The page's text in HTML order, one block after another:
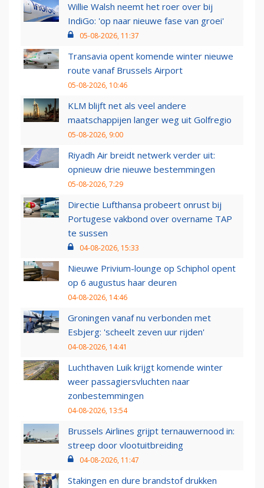
Willie Walsh neemt het roer over bij
IndiGo: 'op naar nieuwe fase van groei'
05-08-2026, 11:37
Transavia opent komende winter nieuwe
route vanaf Brussels Airport
05-08-2026, 10:46
KLM blijft net als veel andere
maatschappijen langer weg uit Golfregio
05-08-2026, 9:00
Riyadh Air breidt netwerk verder uit:
opnieuw drie nieuwe bestemmingen
05-08-2026, 7:29
Directie Lufthansa probeert onrust bij
Portugese vakbond over overname TAP
te sussen
04-08-2026, 15:33
Nieuwe Privium-lounge op Schiphol opent
op 6 augustus haar deuren
04-08-2026, 14:46
Groningen vanaf nu verbonden met
Esbjerg: 'scheelt zeven uur rijden'
04-08-2026, 14:41
Luchthaven Luik krijgt komende winter
weer passagiersvluchten naar
zonbestemmingen
04-08-2026, 13:54
Brussels Airlines grijpt ternauwernood in:
streep door vlootuitbreiding
04-08-2026, 11:47
Stakingen en dure brandstof drukken